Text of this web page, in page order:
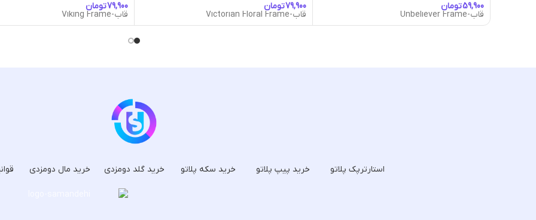
تومان
قاب-Unbeliever Frame
تومان
قاب-Victorian Floral Frame
تومان
قاب-Viking Frame
استارترپک پلاتو خرید پیپ پلاتو خرید سکه پلاتو خرید گلد دومزدی خرید مال دومزدی